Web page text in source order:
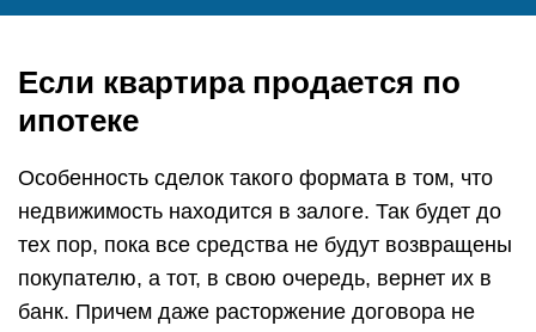
Если квартира продается по
ипотеке
Особенность сделок такого формата в том, что
недвижимость находится в залоге. Так будет до
тех пор, пока все средства не будут возвращены
покупателю, а тот, в свою очередь, вернет их в
банк. Причем даже расторжение договора не